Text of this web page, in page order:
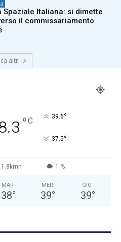
Spaziale Italiana: si dimette
il commissariamento
altri
°C 39.6°
37.5°
1.8kmh 1 %
MAR
38°
MER
39°
GIO
39°